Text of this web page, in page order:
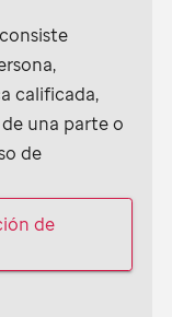
calificada,
una parte o
de
de